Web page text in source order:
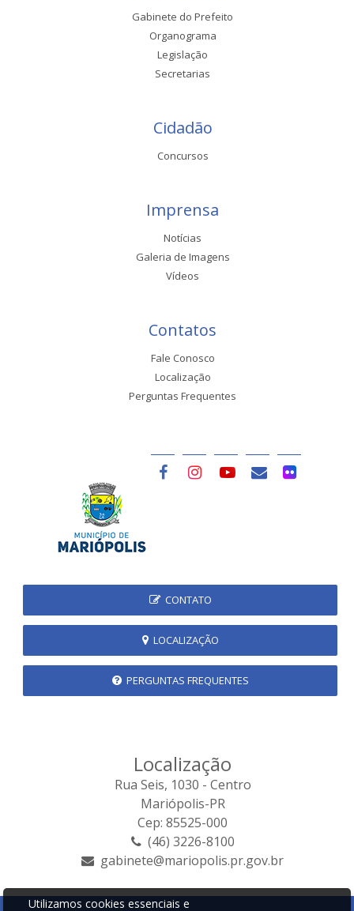
Gabinete do Prefeito
Organograma
Legislação
Secretarias
Cidadão
Concursos
Imprensa
Notícias
Galeria de Imagens
Vídeos
Contatos
Fale Conosco
Localização
Perguntas Frequentes
CONTATO
LOCALIZAÇÃO
PERGUNTAS FREQUENTES
Localização
Rua Seis, 1030 - Centro
Mariópolis-PR
Cep: 85525-000
(46) 3226-8100
gabinete@mariopolis.pr.gov.br
Utilizamos cookies essenciais e